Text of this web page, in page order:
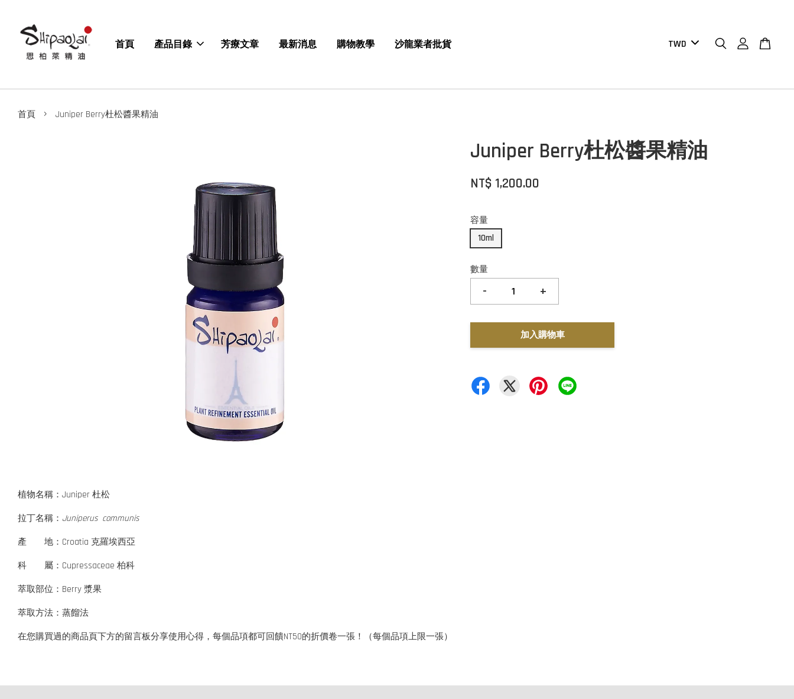
首頁 產品目錄 芳療文章 最新消息 購物教學 沙龍業者批貨
首頁 › Juniper Berry杜松醬果精油
Juniper Berry杜松醬果精油
NT$ 1,200.00
容量
10ml
數量
- +
加入購物車
植物名稱：Juniper 杜松
拉丁名稱： Juniperus communis
產 地：Croatia 克羅埃西亞
科 屬：Cupressaceae 柏科
萃取部位：Berry 漿果
萃取方法：蒸餾法
在您購買過的商品頁下方的留言板分享使用心得，每個品項都可回饋NT50的折價卷一張！（每個品項上限一張）